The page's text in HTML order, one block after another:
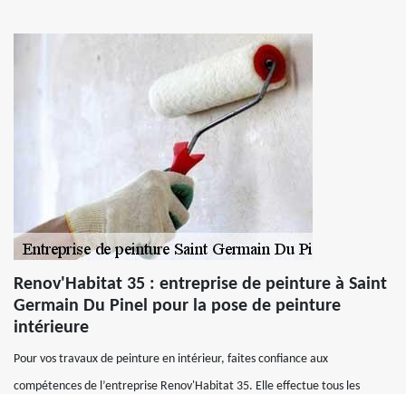
Renov'Habitat 35 : entreprise de peinture à Saint
Germain Du Pinel pour la pose de peinture
intérieure
Pour vos travaux de peinture en intérieur, faites confiance aux
compétences de l’entreprise Renov'Habitat 35. Elle effectue tous les